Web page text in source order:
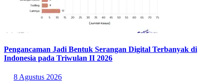
Pengancaman Jadi Bentuk Serangan Digital Terbanyak di
Indonesia pada Triwulan II 2026
8 Agustus 2026